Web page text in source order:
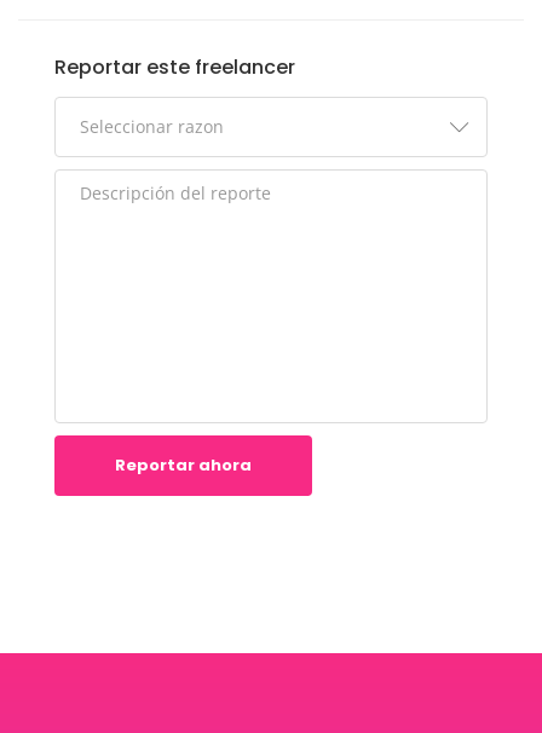
Reportar este freelancer
Reportar ahora